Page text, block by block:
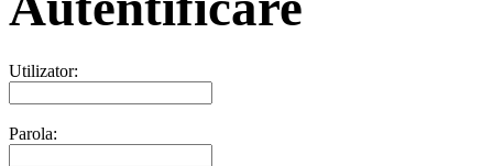
Utilizator:
Parola: